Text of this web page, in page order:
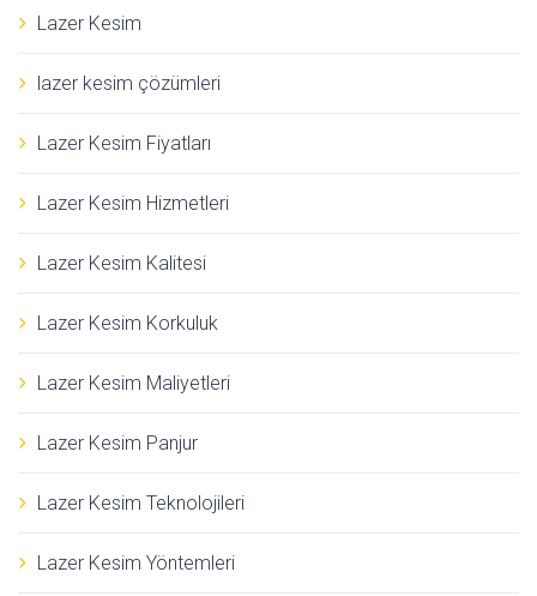
Lazer Kesim
lazer kesim çözümleri
Lazer Kesim Fiyatları
Lazer Kesim Hizmetleri
Lazer Kesim Kalitesi
Lazer Kesim Korkuluk
Lazer Kesim Maliyetleri
Lazer Kesim Panjur
Lazer Kesim Teknolojileri
Lazer Kesim Yöntemleri